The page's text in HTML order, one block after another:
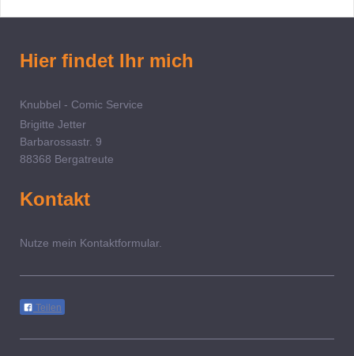
Hier findet Ihr mich
Knubbel - Comic Service
Brigitte Jetter
Barbarossastr. 9
88368 Bergatreute
Kontakt
Nutze mein Kontaktformular.
Teilen